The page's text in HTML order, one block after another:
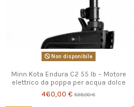
Non disponibile
Minn Kota Endura C2 55 lb – Motore
elettrico da poppa per acqua dolce
460,00 € 539,00 €